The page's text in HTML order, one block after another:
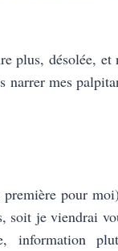
plus, désolée,
narrer mes
première pour
soit je viendrai
information